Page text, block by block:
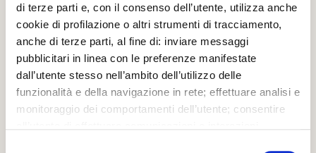
di terze parti e, con il consenso dell’utente, utilizza anche
cookie di profilazione o altri strumenti di tracciamento,
anche di terze parti, al fine di: inviare messaggi
pubblicitari in linea con le preferenze manifestate
dall’utente stesso nell’ambito dell’utilizzo delle
funzionalità e della navigazione in rete; effettuare analisi e
monitoraggio dei comportamenti dell’utente; consentire
08.07.2026
Morricone Night
© Manuel Silvestri